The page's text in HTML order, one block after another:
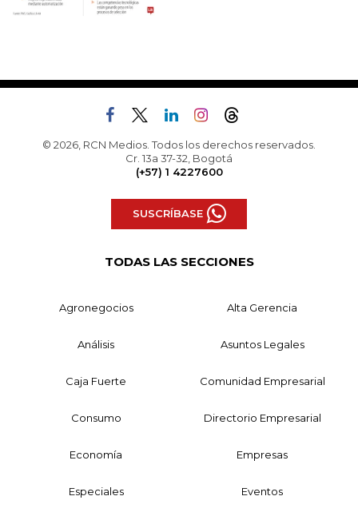
© 2026, RCN Medios. Todos los derechos reservados.
Cr. 13a 37-32, Bogotá
(+57) 1 4227600
SUSCRÍBASE
TODAS LAS SECCIONES
Agronegocios Alta Gerencia
Análisis Asuntos Legales
Caja Fuerte Comunidad Empresarial
Consumo Directorio Empresarial
Economía Empresas
Especiales Eventos